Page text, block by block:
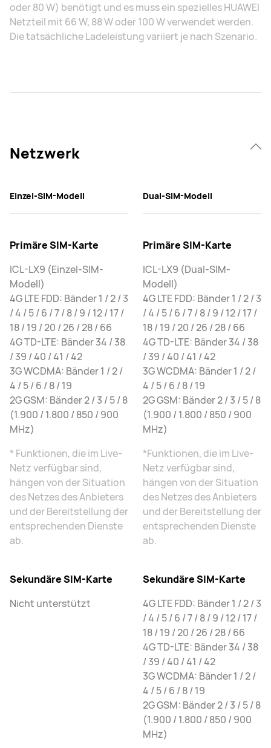
oder 80 W) benötigt und es muss ein spezielles HUAWEI
Netzteil mit 66 W, 88 W oder 100 W verwendet werden.
Die tatsächliche Ladeleistung variiert je nach Szenario.
Netzwerk
Einzel-SIM-Modell
Primäre SIM-Karte
ICL-LX9 (Einzel-SIM-
Modell)
4G LTE FDD: Bänder 1 / 2 / 3
/ 4 / 5 / 6 / 7 / 8 / 9 / 12 / 17 /
18 / 19 / 20 / 26 / 28 / 66
4G TD-LTE: Bänder 34 / 38
/ 39 / 40 / 41 / 42
3G WCDMA: Bänder 1 / 2 /
4 / 5 / 6 / 8 / 19
2G GSM: Bänder 2 / 3 / 5 / 8
(1.900 / 1.800 / 850 / 900
MHz)
* Funktionen, die im Live-
Netz verfügbar sind,
hängen von der Situation
des Netzes des Anbieters
und der Bereitstellung der
entsprechenden Dienste
ab.
Sekundäre SIM-Karte
Nicht unterstützt
Dual-SIM-Modell
Primäre SIM-Karte
ICL-LX9 (Dual-SIM-
Modell)
4G LTE FDD: Bänder 1 / 2 / 3
/ 4 / 5 / 6 / 7 / 8 / 9 / 12 / 17 /
18 / 19 / 20 / 26 / 28 / 66
4G TD-LTE: Bänder 34 / 38
/ 39 / 40 / 41 / 42
3G WCDMA: Bänder 1 / 2 /
4 / 5 / 6 / 8 / 19
2G GSM: Bänder 2 / 3 / 5 / 8
(1.900 / 1.800 / 850 / 900
MHz)
*Funktionen, die im Live-
Netz verfügbar sind,
hängen von der Situation
des Netzes des Anbieters
und der Bereitstellung der
entsprechenden Dienste
ab.
Sekundäre SIM-Karte
4G LTE FDD: Bänder 1 / 2 / 3
/ 4 / 5 / 6 / 7 / 8 / 9 / 12 / 17 /
18 / 19 / 20 / 26 / 28 / 66
4G TD-LTE: Bänder 34 / 38
/ 39 / 40 / 41 / 42
3G WCDMA: Bänder 1 / 2 /
4 / 5 / 6 / 8 / 19
2G GSM: Bänder 2 / 3 / 5 / 8
(1.900 / 1.800 / 850 / 900
MHz)